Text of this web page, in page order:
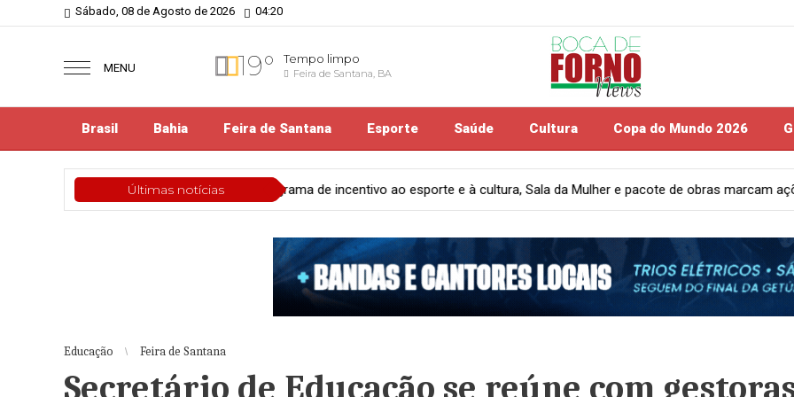
Sábado, 08 de Agosto de 2026 04:20
MENU 19° Tempo limpo
Feira de Santana, BA
Brasil Bahia Feira de Santana Esporte Saúde Cultura Copa do Mundo 2026
Últimas notícias
Programa de incentivo ao esporte e à cultura, Sala da Mulher e pacote de obras marcam ações da Prefeitura de Candeal, destaca
Educação Feira de Santana
Secretário de Educação se reúne com